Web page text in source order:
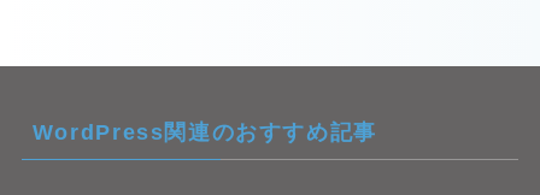
WordPress関連のおすすめ記事